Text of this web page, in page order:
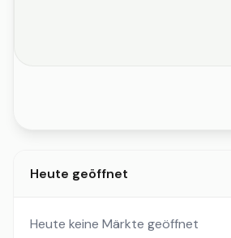
Heute geöffnet
Heute keine Märkte geöffnet